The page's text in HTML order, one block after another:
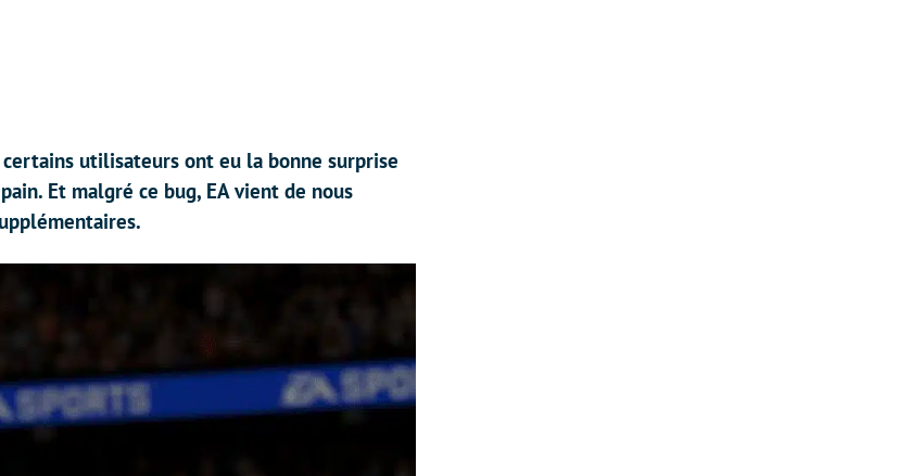
utilisateurs ont eu la bonne surprise
Et malgré ce bug, EA vient de nous